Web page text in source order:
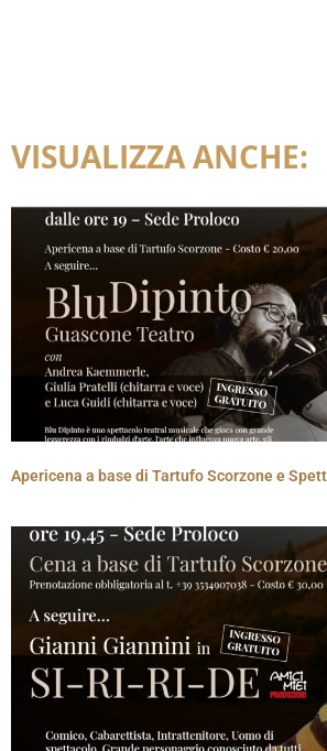
VISUALIZZA ANCHE:
Apericena a base di Tartufo Scorzone e